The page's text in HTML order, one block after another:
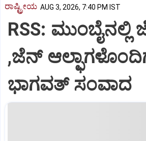
ರಾಷ್ಟ್ರೀಯ AUG 3, 2026, 7:40 PM IST
RSS:
,ಜೆನ್‌
ಭಾಗವತ್‌ ಸಂವಾದ